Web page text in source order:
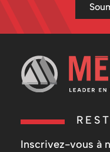
Inscrivez-vous à